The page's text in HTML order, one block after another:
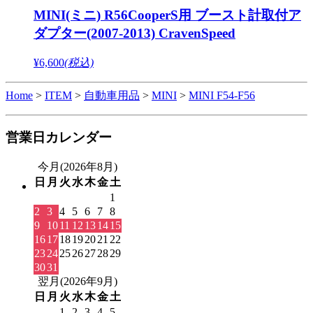
MINI(ミニ) R56CooperS用 ブースト計取付ア
ダプター(2007-2013) CravenSpeed
¥6,600(税込)
Home > ITEM > 自動車用品 > MINI > MINI F54-F56
営業日カレンダー
今月(2026年8月)
日 月 火 水木金土
1
2
3 4 5 6 7 8
9
1011 12 131415
161718192021 22
23242526272829
3031
翌月(2026年9月)
日 月 火 水木金土